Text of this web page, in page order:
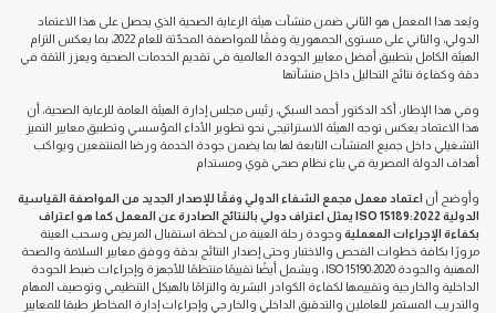
ويُعد هذا المعمل هو الثاني ضمن منشآت هيئة الرعاية الصحية الذي يحصل على هذا الاعتماد
الدولي، والثاني على مستوى الجمهورية وفقًا للمواصفة المحدّثة للعام 2022، بما يعكس التزام
الهيئة الكامل بتطبيق أفضل معايير الجودة العالمية في تقديم الخدمات الصحية ويعزز الثقة في
دقة وكفاءة نتائج التحاليل داخل منشآتها
وفي هذا الإطار، أكد الدكتور أحمد السبكي، رئيس مجلس إدارة الهيئة العامة للرعاية الصحية، أن
هذا الاعتماد يعكس توجه الهيئة الاستراتيجي نحو تطوير الأداء المؤسسي وتطبيق معايير التميز
التشغيلي داخل جميع المنشآت التابعة لها بما يضمن جودة الخدمة ورضا المنتفعين ويواكب
أهداف الدولة المصرية في بناء نظام صحي قوي ومستدام
وأوضح أن اعتماد معمل مجمع الشفاء الدولي وفقًا للإصدار الجديد من المواصفة القياسية
الدولية ISO 15189:2022 يمثل اعتراف دولي بالنتائج الصادرة عن المعمل كما هو اعتراف
بكفاءة الإجراءات المعملية وجودة رحلة العينة من لحظة استقبال المريض وسحب العينة
مرورًا بكافة خطوات الفحص والاختبار وحتى إصدار النتائج بدقة ووفق معايير السلامة والصحة
المهنية والجودة ISO 15190:2020 ، ويشمل أيضًا تقييمًا منتظمًا للأجهزة وإجراءات ضبط الجودة
الداخلية والخارجية وتقييمها لكفاءة الكوادر البشرية والتزامًا بالهيكل التنظيمي وتوصيف المهام
والتدريب المستمر للعاملين والتدقيق الداخلي والخارجي وإجراءات إدارة المخاطر طبقا للمعايير